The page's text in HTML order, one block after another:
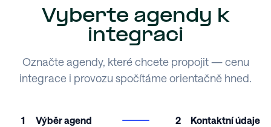
Vyberte agendy k
integraci
Označte agendy, které chcete propojit — cenu
integrace i provozu spočítáme orientačně hned.
1 Výběr agend 2 Kontaktní údaje